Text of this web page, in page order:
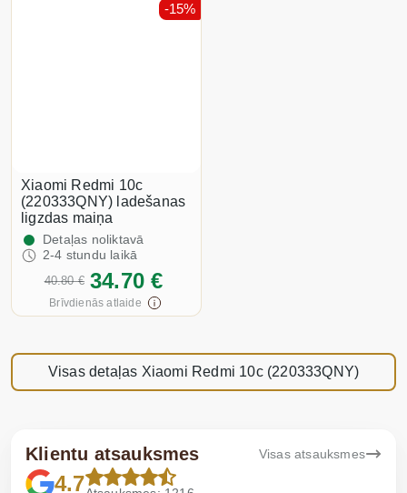
Xiaomi Redmi 10c
(220333QNY) ladešanas
ligzdas maiņa
Detaļas noliktavā
2-4 stundu laikā
40.80 € 34.70 €
-15%
Brīvdienās atlaide
Visas detaļas Xiaomi Redmi 10c (220333QNY)
Klientu atsauksmes Visas atsauksmes
4.7